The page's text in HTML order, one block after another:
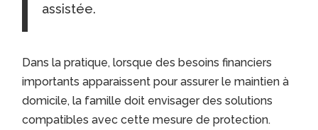
assistée.
Dans la pratique, lorsque des besoins financiers
importants apparaissent pour assurer le maintien à
domicile, la famille doit envisager des solutions
compatibles avec cette mesure de protection.